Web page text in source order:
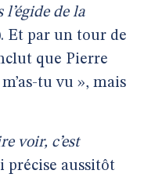
de la
Et par un tour de
que Pierre
tu vu », mais
voir, c’est
précise aussitôt